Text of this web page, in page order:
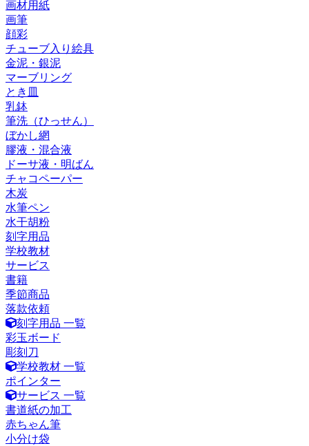
画材用紙
画筆
顔彩
チューブ入り絵具
金泥・銀泥
マーブリング
とき皿
乳鉢
筆洗（ひっせん）
ぼかし網
膠液・混合液
ドーサ液・明ばん
チャコペーパー
木炭
水筆ペン
水干胡粉
刻字用品
学校教材
サービス
書籍
季節商品
落款依頼
刻字用品 一覧
彩玉ボード
彫刻刀
学校教材 一覧
ポインター
サービス 一覧
書道紙の加工
赤ちゃん筆
小分け袋